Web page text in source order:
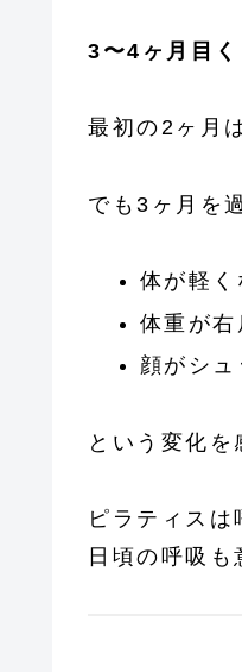
3〜4ヶ月目く
最初の2ヶ月
でも3ヶ月を
体が軽く
体重が右
顔がシュ
という変化を
ピラティスは
日頃の呼吸も